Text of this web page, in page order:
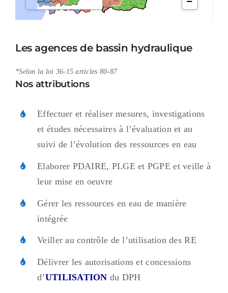
Les agences de bassin hydraulique
*Selon la loi 36-15 articles 80-87
Nos attributions
Effectuer et réaliser mesures, investigations
et études nécessaires à l’évaluation et au
suivi de l’évolution des ressources en eau
Elaborer PDAIRE, PLGE et PGPE et veille à
leur mise en oeuvre
Gérer les ressources en eau de manière
intégrée
Veiller au contrôle de l’utilisation des RE
Délivrer les autorisations et concessions
d’UTILISATION du DPH